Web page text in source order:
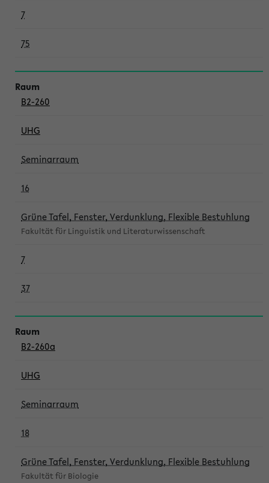
7
75
B2-260
UHG
Seminarraum
16
Grüne Tafel, Fenster, Verdunklung, Flexible Bestuhlung
Fakultät für Linguistik und Literaturwissenschaft
7
37
B2-260a
UHG
Seminarraum
18
Grüne Tafel, Fenster, Verdunklung, Flexible Bestuhlung
Fakultät für Biologie